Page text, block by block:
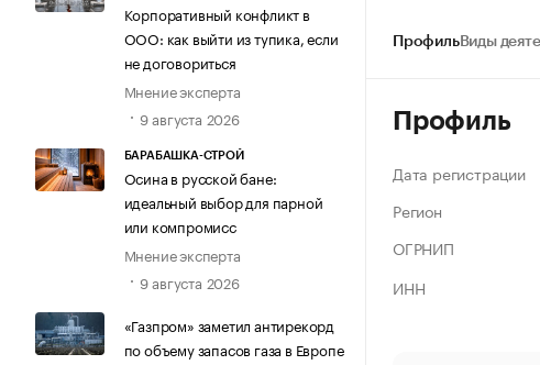
Корпоративный конфликт в
ООО: как выйти из тупика, если
не договориться
Мнение эксперта
9 августа 2026
БАРАБАШКА-СТРОЙ
Осина в русской бане:
идеальный выбор для парной
или компромисс
Мнение эксперта
9 августа 2026
«Газпром» заметил антирекорд
по объему запасов газа в Европе
ПрофильВиды
Профиль
Дата регистрации
Регион
ОГРНИП
ИНН